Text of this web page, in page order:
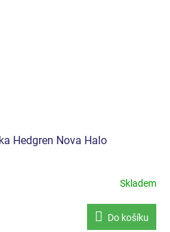
Hedgren Nova Halo
Skladem
Do košíku